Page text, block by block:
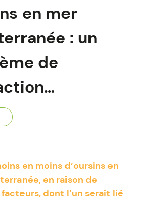
en mer
: un
de
en moins d’oursins en
en raison de
dont l’un serait lié